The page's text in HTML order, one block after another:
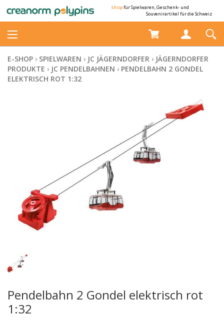
Shopfür Spielwaren, Geschenk- und
Souvenirartikel für die Schweiz
E-SHOP › SPIELWAREN › JC JÄGERNDORFER › JÄGERNDORFER
PRODUKTE › JC PENDELBAHNEN › PENDELBAHN 2 GONDEL
ELEKTRISCH ROT 1:32
Pendelbahn 2 Gondel elektrisch rot
1:32